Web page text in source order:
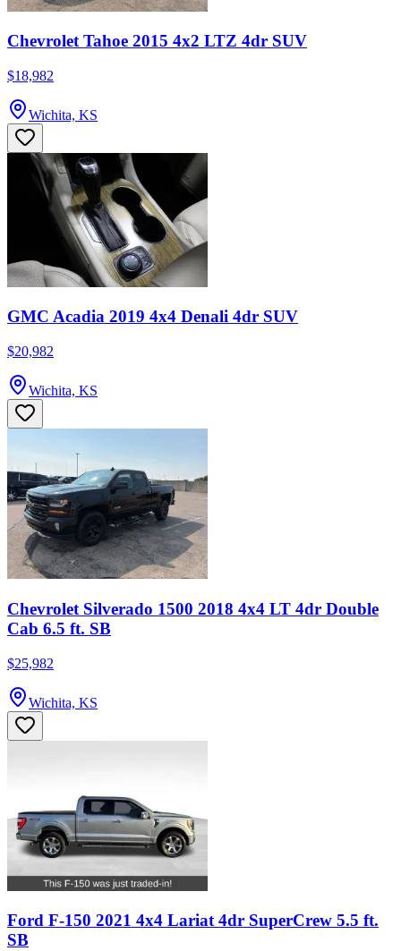
Chevrolet Tahoe 2015 4x2 LTZ 4dr SUV
$18,982
Wichita, KS
GMC Acadia 2019 4x4 Denali 4dr SUV
$20,982
Wichita, KS
Chevrolet Silverado 1500 2018 4x4 LT 4dr Double
Cab 6.5 ft. SB
$25,982
Wichita, KS
Ford F-150 2021 4x4 Lariat 4dr SuperCrew 5.5 ft.
SB